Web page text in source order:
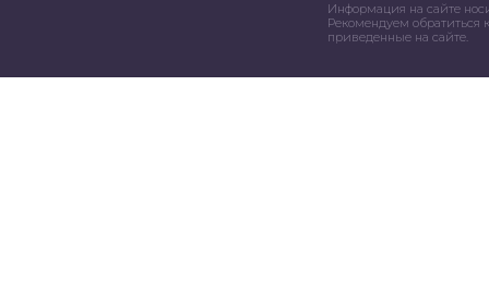
Информация на сайте
Рекомендуем обратиться
приведенные на сайте.